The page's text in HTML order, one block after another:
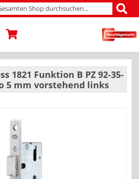
1821 Funktion B PZ 92-35-
5 mm vorstehend links